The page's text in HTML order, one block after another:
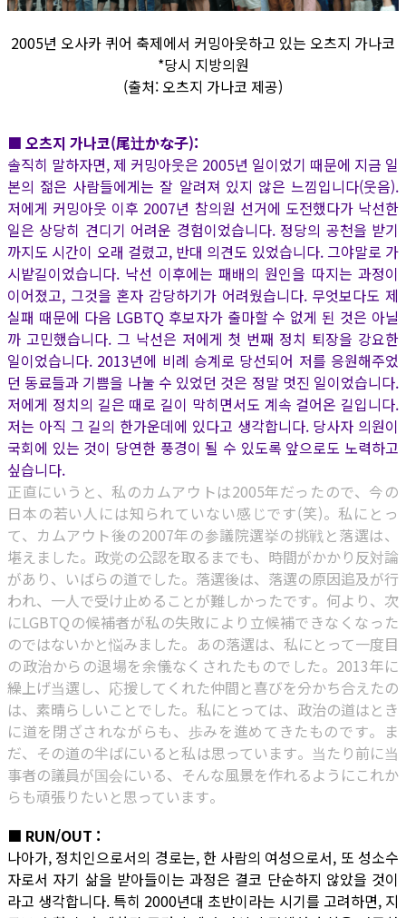
2005년 오사카 퀴어 축제에서 커밍아웃하고 있는 오츠지 가나코
*당시 지방의원
(출처: 오츠지 가나코 제공)
■ 오츠지 가나코(尾辻かな子):
솔직히 말하자면, 제 커밍아웃은 2005년 일이었기 때문에 지금 일
본의 젊은 사람들에게는 잘 알려져 있지 않은 느낌입니다(웃음).
저에게 커밍아웃 이후 2007년 참의원 선거에 도전했다가 낙선한
일은 상당히 견디기 어려운 경험이었습니다. 정당의 공천을 받기
까지도 시간이 오래 걸렸고, 반대 의견도 있었습니다. 그야말로 가
시밭길이었습니다. 낙선 이후에는 패배의 원인을 따지는 과정이
이어졌고, 그것을 혼자 감당하기가 어려웠습니다. 무엇보다도 제
실패 때문에 다음 LGBTQ 후보자가 출마할 수 없게 된 것은 아닐
까 고민했습니다. 그 낙선은 저에게 첫 번째 정치 퇴장을 강요한
일이었습니다. 2013년에 비례 승계로 당선되어 저를 응원해주었
던 동료들과 기쁨을 나눌 수 있었던 것은 정말 멋진 일이었습니다.
저에게 정치의 길은 때로 길이 막히면서도 계속 걸어온 길입니다.
저는 아직 그 길의 한가운데에 있다고 생각합니다. 당사자 의원이
국회에 있는 것이 당연한 풍경이 될 수 있도록 앞으로도 노력하고
싶습니다.
正直にいうと、私のカムアウトは2005年だったので、今の
日本の若い人には知られていない感じです(笑)。私にとっ
て、カムアウト後の2007年の参議院選挙の挑戦と落選は、
堪えました。政党の公認を取るまでも、時間がかかり反対論
があり、いばらの道でした。落選後は、落選の原因追及が行
われ、一人で受け止めることが難しかったです。何より、次
にLGBTQの候補者が私の失敗により立候補できなくなった
のではないかと悩みました。あの落選は、私にとって一度目
の政治からの退場を余儀なくされたものでした。2013年に
繰上げ当選し、応援してくれた仲間と喜びを分かち合えたの
は、素晴らしいことでした。私にとっては、政治の道はとき
に道を閉ざされながらも、歩みを進めてきたものです。ま
だ、その道の半ばにいると私は思っています。当たり前に当
事者の議員が国会にいる、そんな風景を作れるようにこれか
らも頑張りたいと思っています。
■ RUN/OUT :
나아가, 정치인으로서의 경로는, 한 사람의 여성으로서, 또 성소수
자로서 자기 삶을 받아들이는 과정은 결코 단순하지 않았을 것이
라고 생각합니다. 특히 2000년대 초반이라는 시기를 고려하면, 지